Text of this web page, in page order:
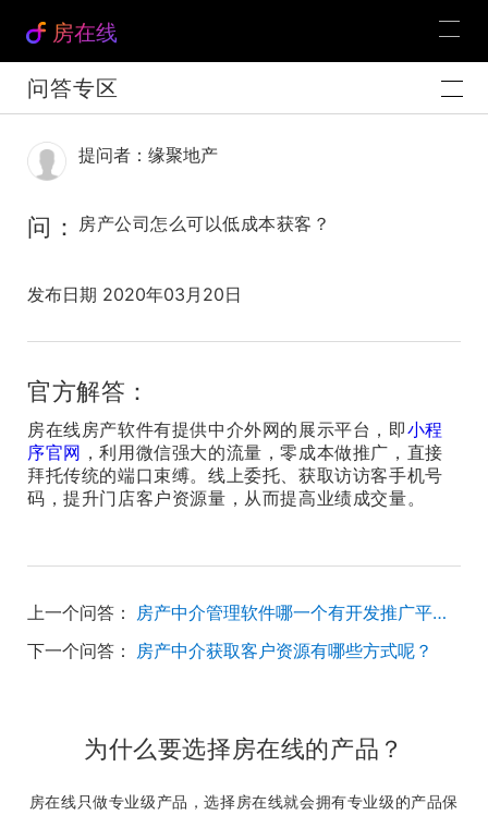
房在线
问答专区
提问者：缘聚地产
问： 房产公司怎么可以低成本获客？
发布日期 2020年03月20日
官方解答：
房在线房产软件有提供中介外网的展示平台，即小程
序官网 ，利用微信强大的流量，零成本做推广，直接
拜托传统的端口束缚。线上委托、获取访访客手机号
码，提升门店客户资源量，从而提高业绩成交量。
上一个问答：
房产中介管理软件哪一个有开发推广平台？
下一个问答： 房产中介获取客户资源有哪些方式呢？
为什么要选择房在线的产品？
房在线只做专业级产品，选择房在线就会拥有专业级的产品保